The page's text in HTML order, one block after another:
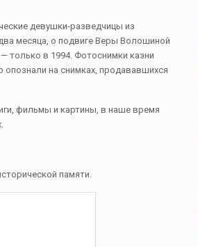
девушки-разведчицы из
месяца, о подвиге Веры Волошиной
только в 1994. Фотоснимки казни
опознали на снимках, продававшихся
фильмы и картины, в наше время
памяти.